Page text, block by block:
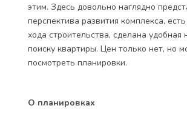
этим. Здесь довольно наглядно
перспектива развития комплекса,
хода строительства, сделана удобная
поиску квартиры. Цен только нет, но
посмотреть планировки.
О планировках